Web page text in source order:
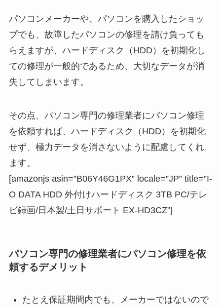
パソコンメーカーや、パソコンを購入したショッ
プでも、故障したパソコンの修理を請け負っても
らえますが、ハードディスク（HDD）を初期化し
ての修理が一般的であるため、大切なデータが消
失してしまいます。
その点、パソコン専門の修理業者にパソコン修理
を依頼すれば、ハードディスク（HDD）を初期化
せず、極力データを消さないように配慮してくれ
ます。
[amazonjs asin=”B06Y46G1PX” locale=”JP” title=”I-
O DATA HDD 外付けハードディスク 3TB PC/テレ
ビ録画/日本製/土日サポート EX-HD3CZ”]
パソコン専門の修理業者にパソコン修理を依
頼するデメリット
たとえ保証期間内でも、メーカーではないので